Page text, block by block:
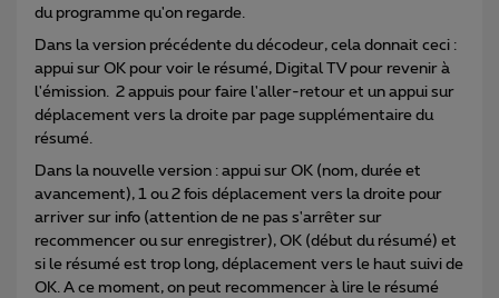
du programme qu'on regarde.
Dans la version précédente du décodeur, cela donnait ceci :
appui sur OK pour voir le résumé, Digital TV pour revenir à
l'émission. 2 appuis pour faire l'aller-retour et un appui sur
déplacement vers la droite par page supplémentaire du
résumé.
Dans la nouvelle version : appui sur OK (nom, durée et
avancement), 1 ou 2 fois déplacement vers la droite pour
arriver sur info (attention de ne pas s'arrêter sur
recommencer ou sur enregistrer), OK (début du résumé) et
si le résumé est trop long, déplacement vers le haut suivi de
OK. A ce moment, on peut recommencer à lire le résumé